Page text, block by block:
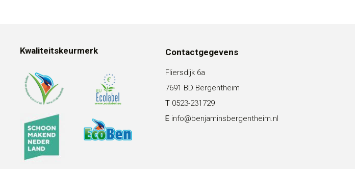
Kwaliteitskeurmerk Contactgegevens
Fliersdijk 6a
7691 BD Bergentheim
T 0523-231729
E info@benjaminsbergentheim.nl